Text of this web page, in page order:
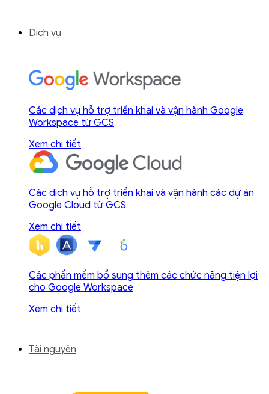
Dịch vụ
Các dịch vụ hỗ trợ triển khai và vận hành Google
Workspace từ GCS
Xem chi tiết
Các dịch vụ hỗ trợ triển khai và vận hành các dự án
Google Cloud từ GCS
Xem chi tiết
Các phần mềm bổ sung thêm các chức năng tiện lợi
cho Google Workspace
Xem chi tiết
Tài nguyên